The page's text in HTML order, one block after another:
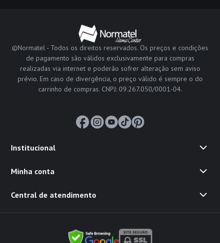
©Normatel - Todos os direitos reservados. Os preços e condições
de pagamento são válidos exclusivamente para compras
realizadas via internet e poderão sofrer alteração sem aviso
prévio. Em caso de divergência, o preço válido é sempre o do
carrinho de compras. CNPJ: 09.267.050/0001-04.
Institucional
Minha conta
Central de atendimento